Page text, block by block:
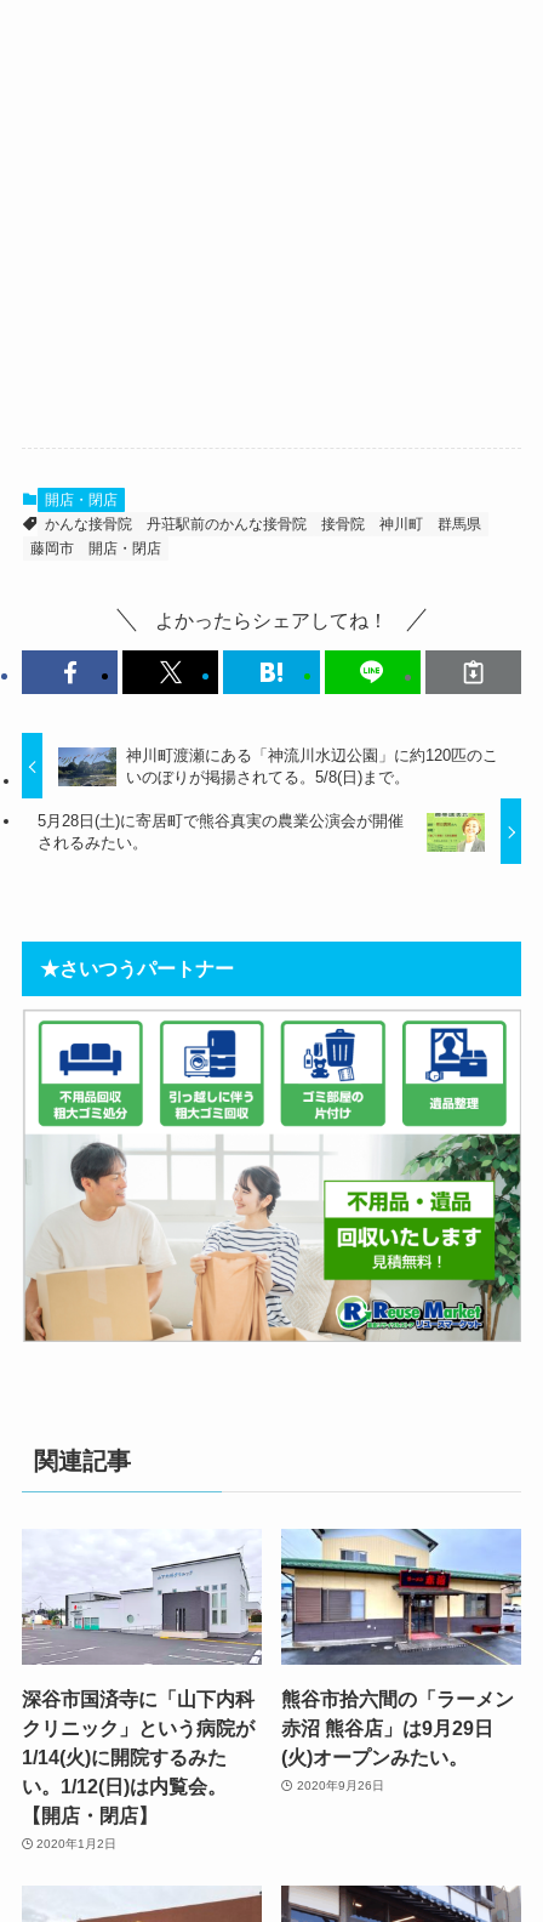
開店・閉店
かんな接骨院
丹荘駅前のかんな接骨院 接骨院 神川町
群馬県
藤岡市
開店・閉店
よかったらシェアしてね！
神川町渡瀬にある「神流川水辺公園」に約120匹のこ
いのぼりが掲揚されてる。5/8(日)まで。
5月28日(土)に寄居町で熊谷真実の農業公演会が開催
されるみたい。
★さいつうパートナー
関連記事
深谷市国済寺に「山下内科
クリニック」という病院が
1/14(火)に開院するみた
い。1/12(日)は内覧会。
【開店・閉店】
2020年1月2日
熊谷市拾六間の「ラーメン
赤沼 熊谷店」は9月29日
(火)オープンみたい。
2020年9月26日